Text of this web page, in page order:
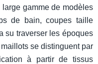
gamme de modèles
de bain, coupes taille
su traverser les époques
se distinguent par
à partir de tissus